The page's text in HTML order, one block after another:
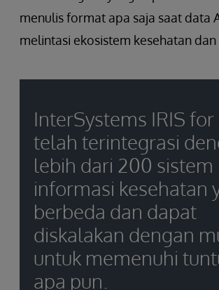
menulis format apa saja saat data
melintasi ekosistem kesehatan
InterSystems IRIS
telah terintegrasi
lebih dari 200 sistem
informasi kesehatan
berbeda dan dapat
diskalakan dengan
untuk memenuhi
apa pun.